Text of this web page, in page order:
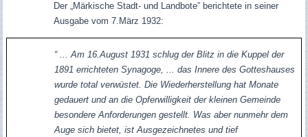
Der „Märkische Stadt- und Landbote” berichtete in seiner
Ausgabe vom 7.März 1932:
“ ... Am 16.August 1931 schlug der Blitz in die Kuppel der
1891 errichteten Synagoge, ... das Innere des Gotteshauses
wurde total verwüstet. Die Wiederherstellung hat Monate
gedauert und an die Opferwilligkeit der kleinen Gemeinde
besondere Anforderungen gestellt. Was aber nunmehr dem
Auge sich bietet, ist Ausgezeichnetes und tief